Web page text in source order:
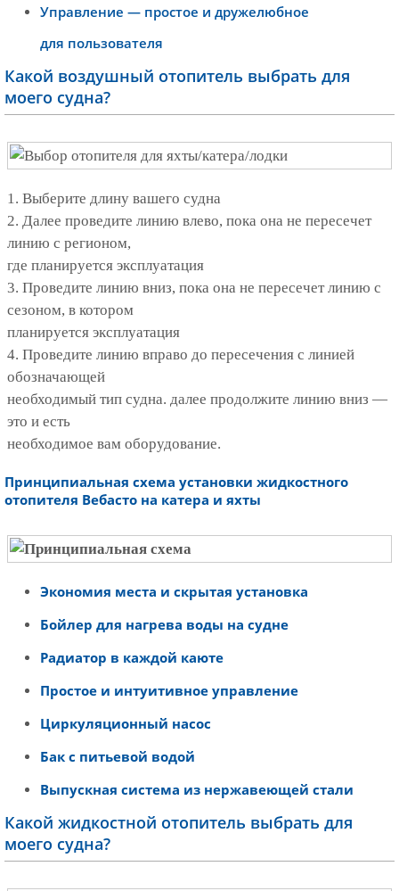
Управление — простое и дружелюбное
для пользователя
Какой воздушный отопитель выбрать для
моего судна?
1. Выберите длину вашего судна
2. Далее проведите линию влево, пока она не пересечет
линию с регионом,
где планируется эксплуатация
3. Проведите линию вниз, пока она не пересечет линию с
сезоном, в котором
планируется эксплуатация
4. Проведите линию вправо до пересечения с линией
обозначающей
необходимый тип судна. далее продолжите линию вниз —
это и есть
необходимое вам оборудование.
Принципиальная схема установки жидкостного
отопителя Вебасто на катера и яхты
Экономия места и скрытая установка
Бойлер для нагрева воды на судне
Радиатор в каждой каюте
Простое и интуитивное управление
Циркуляционный насос
Бак с питьевой водой
Выпускная система из нержавеющей стали
Какой жидкостной отопитель выбрать для
моего судна?